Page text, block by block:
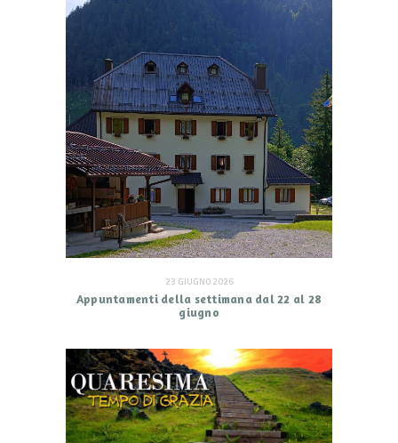
23 GIUGNO 2026
Appuntamenti della settimana dal 22 al 28
giugno